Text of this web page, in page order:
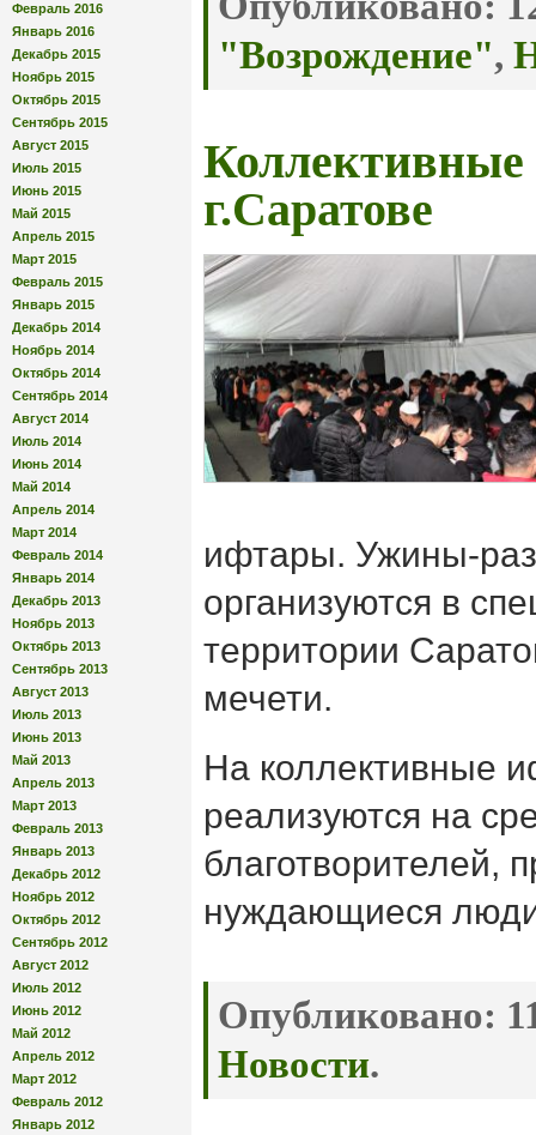
Февраль 2016
Январь 2016
Декабрь 2015
Ноябрь 2015
Октябрь 2015
Сентябрь 2015
Август 2015
Июль 2015
Июнь 2015
Май 2015
Апрель 2015
Март 2015
Февраль 2015
Январь 2015
Декабрь 2014
Ноябрь 2014
Октябрь 2014
Сентябрь 2014
Август 2014
Июль 2014
Июнь 2014
Май 2014
Апрель 2014
Март 2014
Февраль 2014
Январь 2014
Декабрь 2013
Ноябрь 2013
Октябрь 2013
Сентябрь 2013
Август 2013
Июль 2013
Июнь 2013
Май 2013
Апрель 2013
Март 2013
Февраль 2013
Январь 2013
Декабрь 2012
Ноябрь 2012
Октябрь 2012
Сентябрь 2012
Август 2012
Июль 2012
Июнь 2012
Май 2012
Апрель 2012
Март 2012
Февраль 2012
Январь 2012
"Возрождение",
г.Саратове
ифтары. Ужины-
организуются в
территории
мечети.
На коллективные
реализуются на
благотворителей,
нуждающиеся
Опубликовано:
Новости.